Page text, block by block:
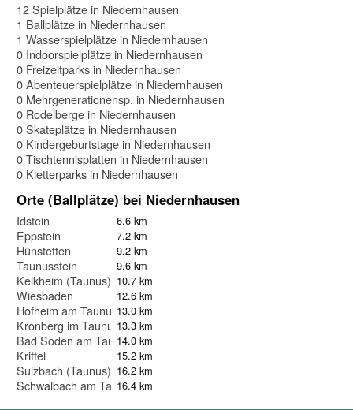
12 Spielplätze in Niedernhausen
1 Ballplätze in Niedernhausen
1 Wasserspielplätze in Niedernhausen
0 Indoorspielplätze in Niedernhausen
0 Freizeitparks in Niedernhausen
0 Abenteuerspielplätze in Niedernhausen
0 Mehrgenerationensp. in Niedernhausen
0 Rodelberge in Niedernhausen
0 Skateplätze in Niedernhausen
0 Kindergeburtstage in Niedernhausen
0 Tischtennisplatten in Niedernhausen
0 Kletterparks in Niedernhausen
Orte (Ballplätze) bei Niedernhausen
Idstein 6.6 km
Eppstein 7.2 km
Hünstetten 9.2 km
Taunusstein 9.6 km
Kelkheim (Taunus) 10.7 km
Wiesbaden 12.6 km
Hofheim am Taunus 13.0 km
Kronberg im Taunus13.3 km
Bad Soden am Taunus14.0 km
Kriftel 15.2 km
Sulzbach (Taunus) 16.2 km
Schwalbach am Taunus16.4 km